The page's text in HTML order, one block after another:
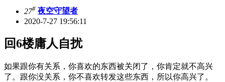
27# 夜空守望者
2020-7-27 19:56:11
回6楼庸人自扰
如果跟你有关系，你喜欢的东西被关闭了，你肯定就不高兴
了。跟你没关系，你不喜欢转发这些东西，所以你高兴了。